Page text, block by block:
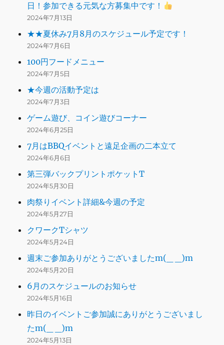
日！参加できる元気な方募集中です！
2024年7月13日
★★夏休み7月8月のスケジュール予定です！
2024年7月6日
100円フードメニュー
2024年7月5日
★今週の活動予定は
2024年7月3日
ゲーム遊び、コイン遊びコーナー
2024年6月25日
7月はBBQイベントと遠足企画の二本立て
2024年6月6日
第三弾バックプリントポケットT
2024年5月30日
肉祭りイベント詳細&今週の予定
2024年5月27日
クワークTシャツ
2024年5月24日
週末ご参加ありがとうございましたm(_ _)m
2024年5月20日
6月のスケジュールのお知らせ
2024年5月16日
昨日のイベントご参加誠にありがとうございまし
たm(_ _)m
2024年5月13日